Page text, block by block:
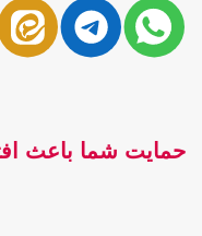
حمایت شما باعث